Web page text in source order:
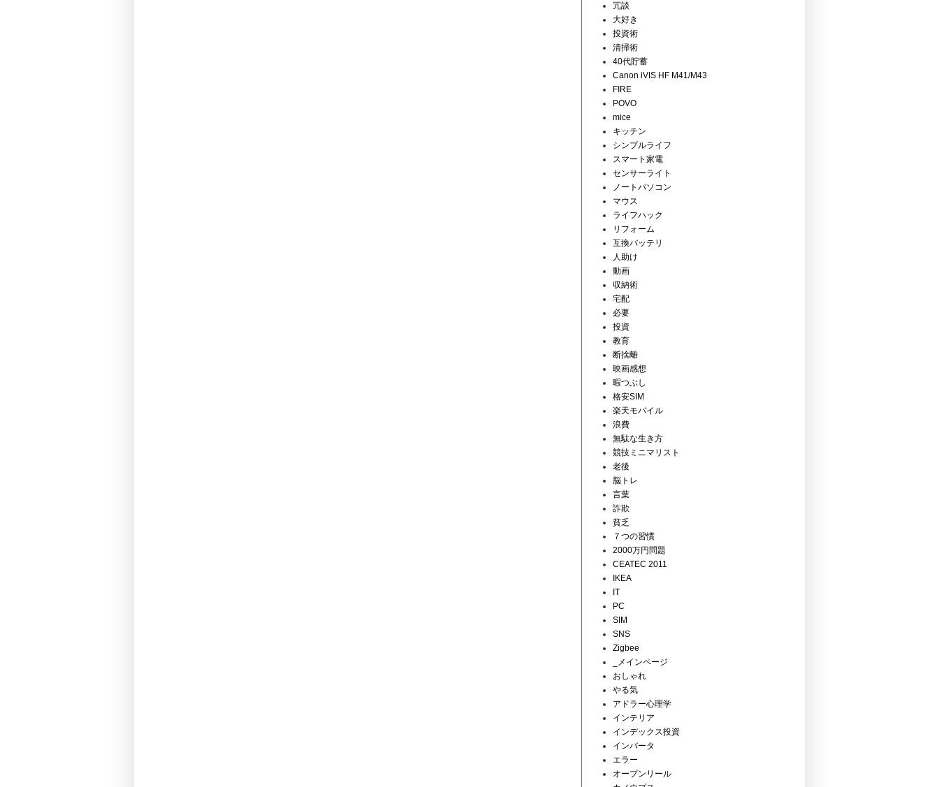
冗談
大好き
投資術
清掃術
40代貯蓄
Canon iVIS HF M41/M43
FIRE
POVO
mice
キッチン
シンプルライフ
スマート家電
センサーライト
ノートパソコン
マウス
ライフハック
リフォーム
互換バッテリ
人助け
動画
収納術
宅配
必要
投資
教育
断捨離
映画感想
暇つぶし
格安SIM
楽天モバイル
浪費
無駄な生き方
競技ミニマリスト
老後
脳トレ
言葉
詐欺
貧乏
７つの習慣
2000万円問題
CEATEC 2011
IKEA
IT
PC
SIM
SNS
Zigbee
_メインページ
おしゃれ
やる気
アドラー心理学
インテリア
インデックス投資
インバータ
エラー
オープンリール